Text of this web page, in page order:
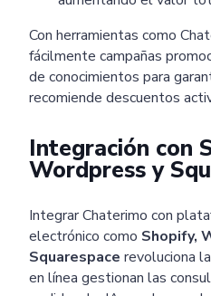
Con herramientas como
fácilmente campañas
de conocimientos para
recomiende descuentos
Integración con
Wordpress y
Integrar Chaterimo con
electrónico como Shopify,
Squarespace revoluciona
en línea gestionan las